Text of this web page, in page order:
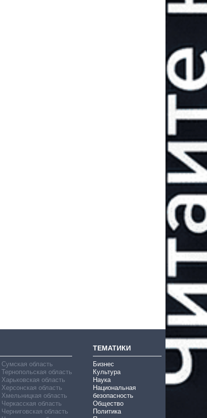
Сумская область
Тернопольская область
Харьковская область
Херсонская область
Хмельницкая область
Черкасская область
Черниговская область
ТЕМАТИКИ
Бизнес
Культура
Наука
Национальная
безопасность
Общество
Политика